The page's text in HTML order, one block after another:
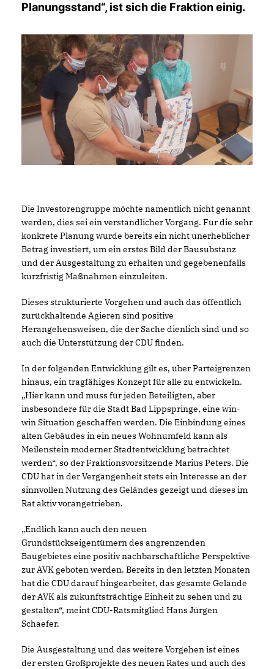
Planungsstand“, ist sich die Fraktion einig.
Die Investorengruppe möchte namentlich nicht genannt
werden, dies sei ein verständlicher Vorgang. Für die sehr
konkrete Planung wurde bereits ein nicht unerheblicher
Betrag investiert, um ein erstes Bild der Bausubstanz
und der Ausgestaltung zu erhalten und gegebenenfalls
kurzfristig Maßnahmen einzuleiten.
Dieses strukturierte Vorgehen und auch das öffentlich
zurückhaltende Agieren sind positive
Herangehensweisen, die der Sache dienlich sind und so
auch die Unterstützung der CDU finden.
In der folgenden Entwicklung gilt es, über Parteigrenzen
hinaus, ein tragfähiges Konzept für alle zu entwickeln.
Hier kann und muss für jeden Beteiligten, aber
insbesondere für die Stadt Bad Lippspringe, eine win-
win Situation geschaffen werden. Die Einbindung eines
alten Gebäudes in ein neues Wohnumfeld kann als
Meilenstein moderner Stadtentwicklung betrachtet
werden“, so der Fraktionsvorsitzende Marius Peters. Die
CDU hat in der Vergangenheit stets ein Interesse an der
sinnvollen Nutzung des Geländes gezeigt und dieses im
Rat aktiv vorangetrieben.
Endlich kann auch den neuen
Grundstückseigentümern des angrenzenden
Baugebietes eine positiv nachbarschaftliche Perspektive
zur AVK geboten werden. Bereits in den letzten Monaten
hat die CDU darauf hingearbeitet, das gesamte Gelände
der AVK als zukunftsträchtige Einheit zu sehen und zu
gestalten“, meint CDU-Ratsmitglied Hans Jürgen
Schaefer.
Die Ausgestaltung und das weitere Vorgehen ist eines
der ersten Großprojekte des neuen Rates und auch des